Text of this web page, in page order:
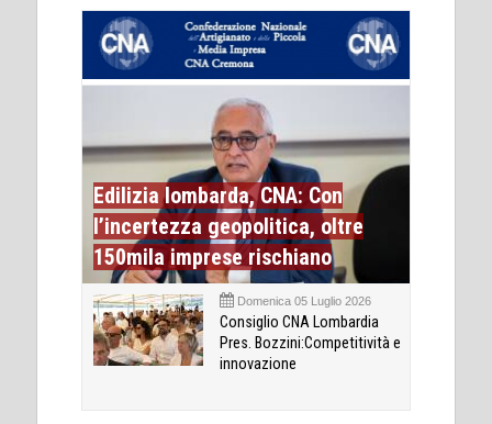
Edilizia lombarda, CNA: Con
l’incertezza geopolitica, oltre
150mila imprese rischiano
Domenica 05 Luglio 2026
Consiglio CNA Lombardia
Pres. Bozzini:Competitività e
innovazione